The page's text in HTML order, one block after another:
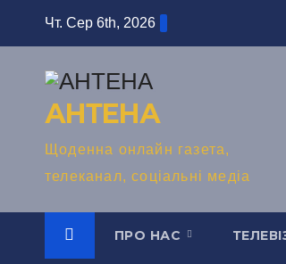
Чт. Сер 6th, 2026
АНТЕНА
Щоденна онлайн газета,
телеканал, соціальні медіа
ПРО НАС